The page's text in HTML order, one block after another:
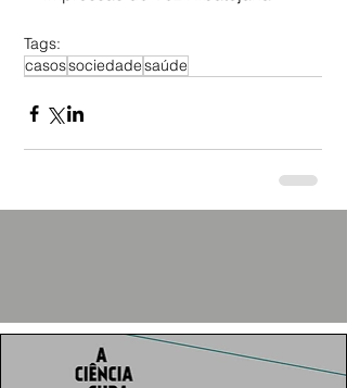
Tags:
casossociedadesaúde